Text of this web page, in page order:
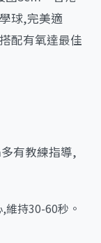
球,完美適
配有氧達最佳
有教練指導,
維持30-60秒。